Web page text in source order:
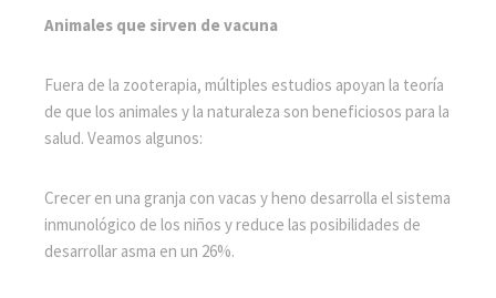
Animales que sirven de vacuna
Fuera de la zooterapia, múltiples estudios apoyan la teoría
de que los animales y la naturaleza son beneficiosos para la
salud. Veamos algunos:
Crecer en una granja con vacas y heno desarrolla el sistema
inmunológico de los niños y reduce las posibilidades de
desarrollar asma en un 26%.